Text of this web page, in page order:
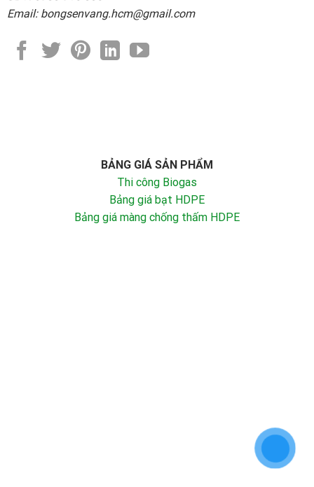
Email: bongsenvang.hcm@gmail.com
BẢNG GIÁ SẢN PHẨM
Thi công Biogas
Bảng giá bạt HDPE
Bảng giá màng chống thấm HDPE